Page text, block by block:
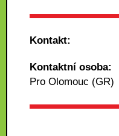
Kontakt:
Kontaktní osoba:
Pro Olomouc (GR)